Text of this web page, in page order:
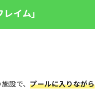
イム」
設で、プールに入りながら